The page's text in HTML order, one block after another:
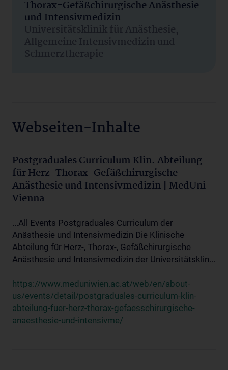
Thorax-Gefäßchirurgische Anästhesie
und Intensivmedizin
Universitätsklinik für Anästhesie,
Allgemeine Intensivmedizin und
Schmerztherapie
Webseiten-Inhalte
Postgraduales Curriculum Klin. Abteilung
für Herz-Thorax-Gefäßchirurgische
Anästhesie und Intensivmedizin | MedUni
Vienna
...All Events Postgraduales Curriculum der
Anästhesie und Intensivmedizin Die Klinische
Abteilung für Herz-, Thorax-, Gefäßchirurgische
Anästhesie und Intensivmedizin der Universitätsklin...
https://www.meduniwien.ac.at/web/en/about-
us/events/detail/postgraduales-curriculum-klin-
abteilung-fuer-herz-thorax-gefaesschirurgische-
anaesthesie-und-intensivme/